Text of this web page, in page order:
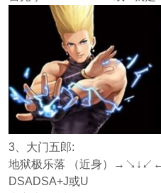
3、大门五郎:
地狱极乐落 （近身）
DSADSA+J或U